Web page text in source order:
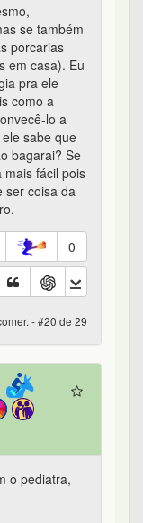
se também
porcarias
em casa). Eu
pra ele
como a
lo a
sabe que
bagarai? Se
mais fácil pois
ser coisa da
0
- #20 de 29
o pediatra,